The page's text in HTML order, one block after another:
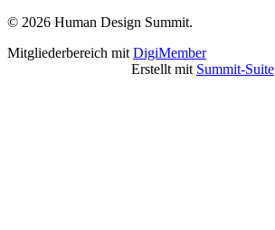
© 2026 Human Design Summit.
Mitgliederbereich mit DigiMember
Erstellt mit Summit-Suite